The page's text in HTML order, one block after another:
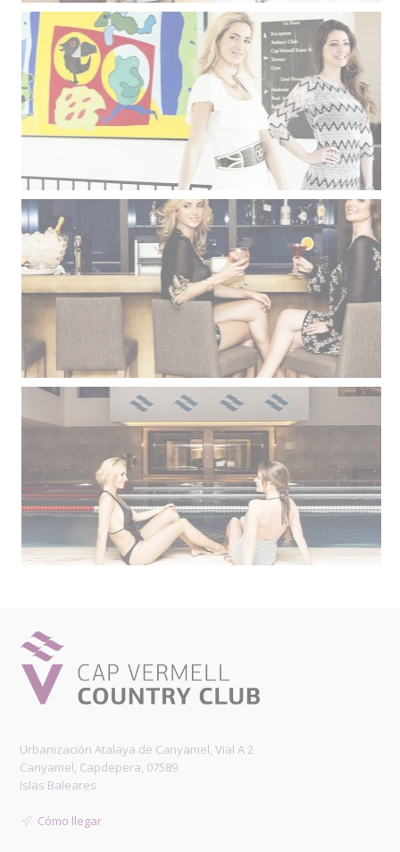
Urbanización Atalaya de Canyamel, Vial A 2
Canyamel, Capdepera, 07589
Islas Baleares
Cómo llegar